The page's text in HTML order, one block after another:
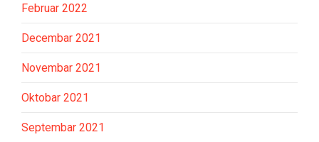
Februar 2022
Decembar 2021
Novembar 2021
Oktobar 2021
Septembar 2021